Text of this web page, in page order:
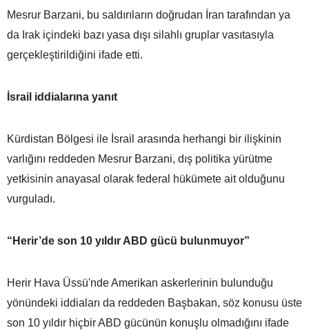
Mesrur Barzani, bu saldırıların doğrudan İran tarafından ya
da Irak içindeki bazı yasa dışı silahlı gruplar vasıtasıyla
gerçekleştirildiğini ifade etti.
İsrail iddialarına yanıt
Kürdistan Bölgesi ile İsrail arasında herhangi bir ilişkinin
varlığını reddeden Mesrur Barzani, dış politika yürütme
yetkisinin anayasal olarak federal hükümete ait olduğunu
vurguladı.
“Herir’de son 10 yıldır ABD gücü bulunmuyor”
Herir Hava Üssü'nde Amerikan askerlerinin bulunduğu
yönündeki iddiaları da reddeden Başbakan, söz konusu üste
son 10 yıldır hiçbir ABD gücünün konuşlu olmadığını ifade